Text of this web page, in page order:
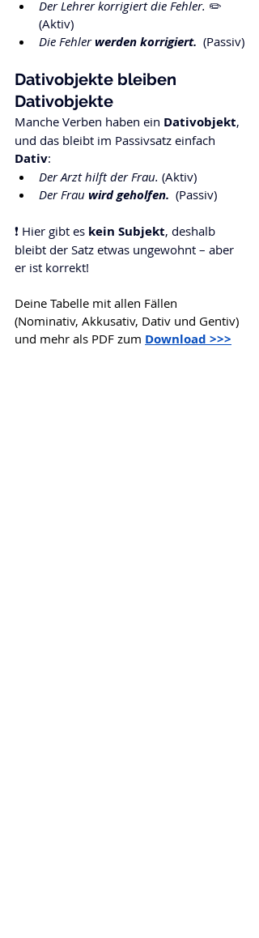
Der Lehrer korrigiert die Fehler. ✏️
(Aktiv)
Die Fehler werden korrigiert. (Passiv)
Dativobjekte bleiben
Dativobjekte
Manche Verben haben ein Dativobjekt,
und das bleibt im Passivsatz einfach
Dativ:
Der Arzt hilft der Frau. (Aktiv)
Der Frau wird geholfen. (Passiv)
❗ Hier gibt es kein Subjekt, deshalb
bleibt der Satz etwas ungewohnt – aber
er ist korrekt!
Deine Tabelle mit allen Fällen
(Nominativ, Akkusativ, Dativ und Gentiv)
und mehr als PDF zum Download >>>